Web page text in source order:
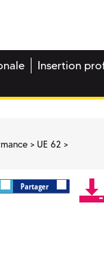
Insertion
UE 62
Partager